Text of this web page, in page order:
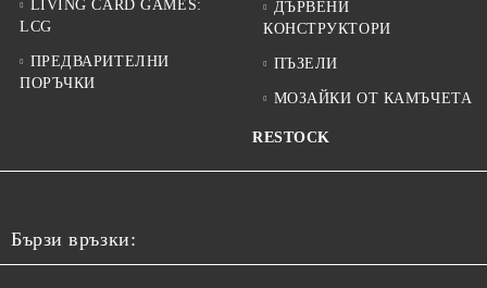
LIVING CARD GAMES:
LCG
ПРЕДВАРИТЕЛНИ
ПОРЪЧКИ
ДЪРВЕНИ
КОНСТРУКТОРИ
ПЪЗЕЛИ
МОЗАЙКИ ОТ КАМЪЧЕТА
RESTOCK
Бързи връзки: